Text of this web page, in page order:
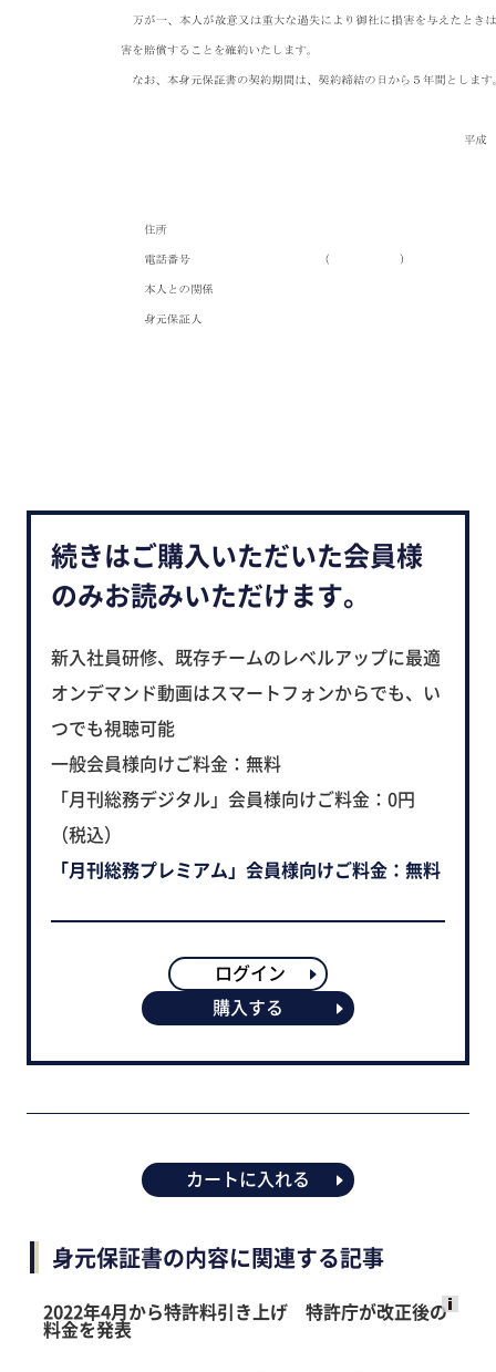
続きはご購入いただいた会員様
のみお読みいただけます。
新入社員研修、既存チームのレベルアップに最適
オンデマンド動画はスマートフォンからでも、い
つでも視聴可能
一般会員様向けご料金：無料
「月刊総務デジタル」会員様向けご料金：0円
（税込）
「月刊総務プレミアム」会員様向けご料金：無料
ログイン
購入する
カートに入れる
身元保証書の内容に関連する記事
2022年4月から特許料引き上げ 特許庁が改正後の
料金を発表